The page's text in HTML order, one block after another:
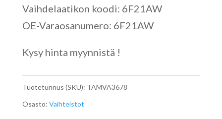
Vaihdelaatikon koodi: 6F21AW
OE-Varaosanumero: 6F21AW
Kysy hinta myynnistä !
Tuotetunnus (SKU): TAMVA3678
Osasto: Vaihteistot